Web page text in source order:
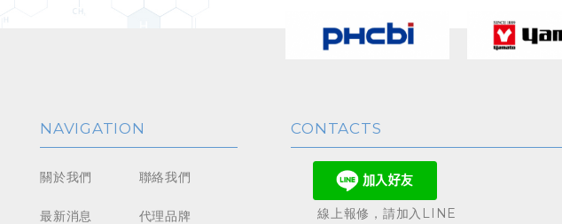
NAVIGATION
關於我們
最新消息
聯絡我們
代理品牌
CONTACTS
線上報修，請加入LINE